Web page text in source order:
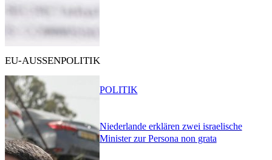
EU-AUSSENPOLITIK
Niederlande erklären zwei israelische
Minister zur Persona non grata
POLITIK